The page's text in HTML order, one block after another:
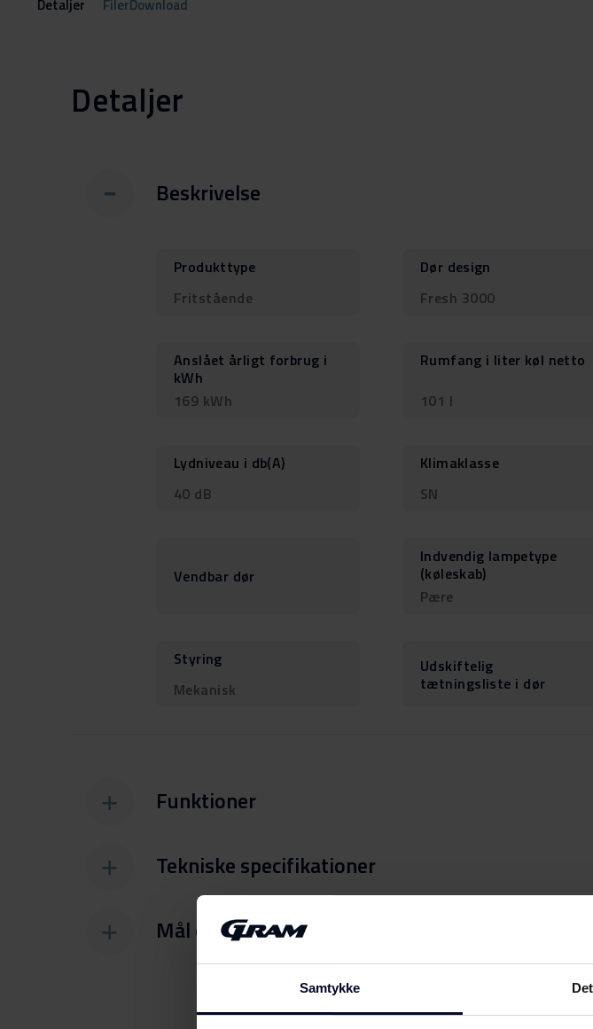
Samtykke
Detaljer FilerDownload
Detaljer
Beskrivelse
Produkttype
Fritstående
Dør design
Fresh 3000
Anslået årligt forbrug i
kWh
169 kWh
Rumfang i liter køl netto
101 l
Lydniveau i db(A)
40 dB
Klimaklasse
SN
Vendbar dør
Indvendig lampetype
(køleskab)
Pære
Styring
Mekanisk
Udskiftelig
tætningsliste i dør
Funktioner
Tekniske specifikationer
Mål og vægt